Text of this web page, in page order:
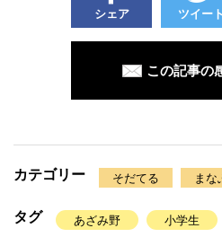
シェア ツイート
この記事の
カテゴリー そだてる まな
タグ あざみ野 小学生